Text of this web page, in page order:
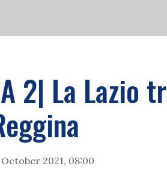
2| La
October 2021, 08:00